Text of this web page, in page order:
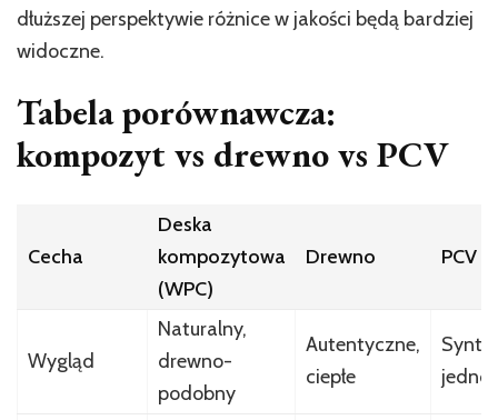
dłuższej perspektywie różnice w jakości będą bardziej
widoczne.
Tabela porównawcza:
kompozyt vs drewno vs PCV
Cecha
Deska
kompozytowa
(WPC)
Drewno PCV
Wygląd
Naturalny,
drewno-
podobny
Autentyczne,
ciepłe